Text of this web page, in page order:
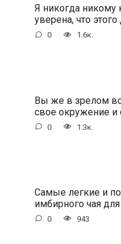
Я никогда никому
уверена, что
0 1.6к.
Вы же в зрелом
свое окружение и
0 1.3к.
Самые легкие и
имбирного чая
0 943